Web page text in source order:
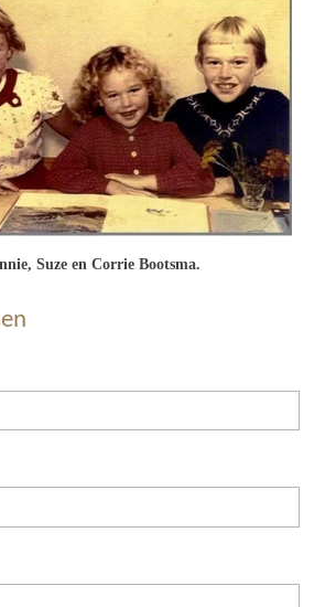
Suze en Corrie Bootsma.